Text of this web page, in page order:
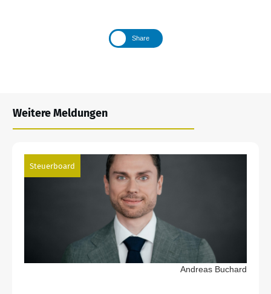
Share
Weitere Meldungen
Steuerboard
Andreas Buchard